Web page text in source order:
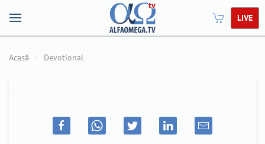
LIVE
Acasă Devotional